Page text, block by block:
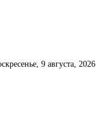
9 августа, 2026